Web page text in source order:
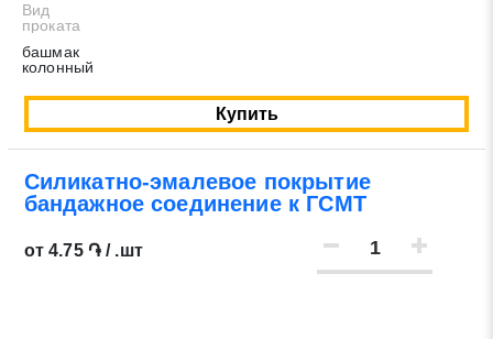
Вид
проката
башмак
колонный
Купить
Силикатно-эмалевое покрытие
бандажное соединение к ГСМТ
от 4.75 ֏ / .шт